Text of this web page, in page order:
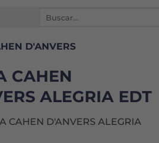
D'ANVERS
CAHEN
ALEGRIA EDT
CAHEN D'ANVERS ALEGRIA